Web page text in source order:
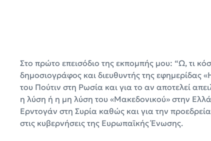
Στο πρώτο επεισόδιο της εκπομπής μου: “Ω, τι
δημοσιογράφος και διευθυντής της
του Πούτιν στη Ρωσία και για το αν αποτελεί
η λύση ή η μη λύση του «Μακεδονικού» στην
Ερντογάν στη Συρία καθώς και για την
στις κυβερνήσεις της Ευρωπαϊκής Ένωσης.